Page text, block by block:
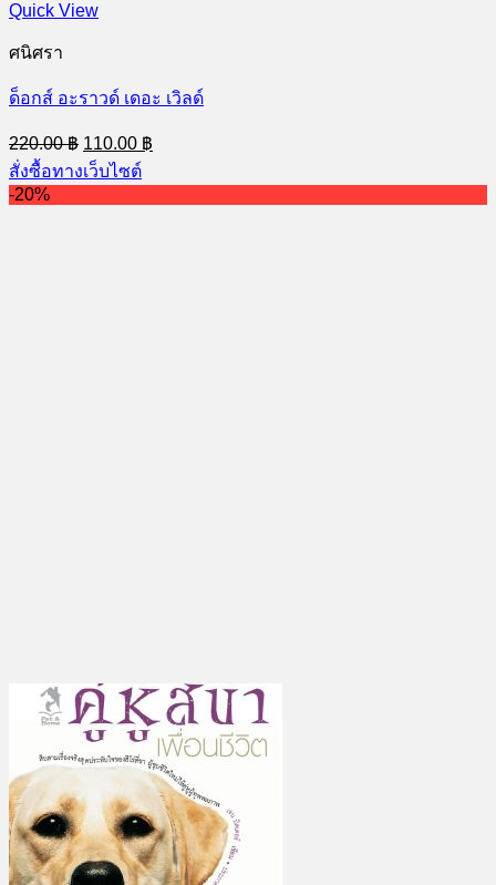
Quick View
ศนิศรา
ด็อกส์ อะราวด์ เดอะ เวิลด์
220.00฿ Original
price
was:
220.00 ฿.
110.00 ฿
price
110.00 ฿.
สั่งซื้อทางเว็บไซต์
-20%